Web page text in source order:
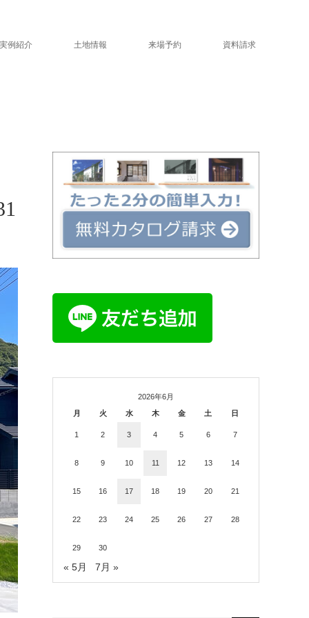
実例紹介 土地情報 来場予約 資料請求
2026年6月
月
火 水 木 金 土 日
1 2 3 4 5 6 7
8 9 10 11 12 13 14
15 16 17 18 19 20 21
22 23 24 25 26 27 28
29 30
« 5月 7月 »